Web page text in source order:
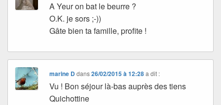
A Yeur on bat le beurre ?
O.K. je sors ;-))
Gâte bien ta famille, profite !
marine Ddans26/02/2015 à 12:28 a dit :
Vu ! Bon séjour là-bas auprès des tiens
Quichottine